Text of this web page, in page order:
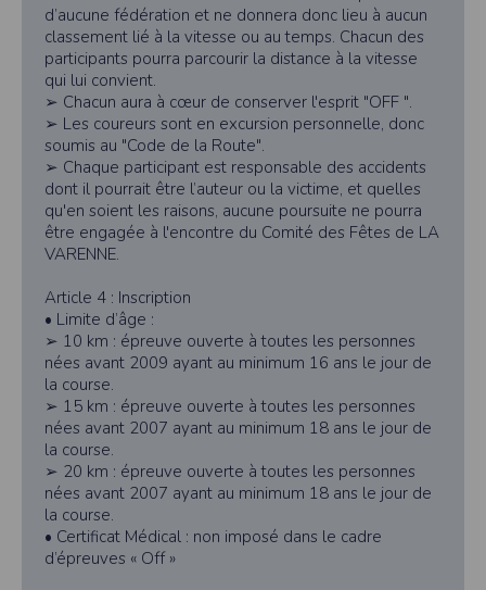
d’aucune fédération et ne donnera donc lieu à aucun
classement lié à la vitesse ou au temps. Chacun des
participants pourra parcourir la distance à la vitesse
qui lui convient.
➢ Chacun aura à cœur de conserver l'esprit "OFF ".
➢ Les coureurs sont en excursion personnelle, donc
soumis au "Code de la Route".
➢ Chaque participant est responsable des accidents
dont il pourrait être l’auteur ou la victime, et quelles
qu'en soient les raisons, aucune poursuite ne pourra
être engagée à l'encontre du Comité des Fêtes de LA
VARENNE.
Article 4 : Inscription
• Limite d’âge :
➢ 10 km : épreuve ouverte à toutes les personnes
nées avant 2009 ayant au minimum 16 ans le jour de
la course.
➢ 15 km : épreuve ouverte à toutes les personnes
nées avant 2007 ayant au minimum 18 ans le jour de
la course.
➢ 20 km : épreuve ouverte à toutes les personnes
nées avant 2007 ayant au minimum 18 ans le jour de
la course.
• Certificat Médical : non imposé dans le cadre
d’épreuves « Off »
à la société peuvent accéder aux données personnelles du Participant, tout
comme l’Organisateur de l’évènement. Pour des raisons de sécurité, après
suppression des données personnelles du Participant, Timepulse conservera
pendant une période de trois (3) ans les données d’inscription dudit Participant.
Timepulse met à disposition des organisateurs des outils permettant de se
conformer au RGPD, mais ne peut être tenu responsable si un organisateur
décide de ne pas les activer dans son événement.
Droit applicable
Tant le présent site que les modalités et conditions de son utilisation sont régis
par le droit français, quel que soit le lieu d’utilisation. En cas de contestation
éventuelle, et après l’échec de toute tentative de recherche d’une solution
amiable, les tribunaux français seront seuls compétents pour connaître de ce
litige.
SAS TIMEPULSE
96 rue du parc - Varades
44370 LoireAuxence
F.F.A :Pour ce qui concerne les épreuves d’athlétisme, les résultats sont
transmis à la Fédération Française d’Athlétisme
CNIL :
Conditions d’utilisation - Mentions légales - Déclaration CNIL n°
Conformément à la loi « informatique et libertés » du 6 janvier 1978 modifiée,
vous disposez d’un droit d’accès et de rectification aux informations qui vous
concernent.
Vous pouvez accèder aux informations vous concernant
.Vous pouvez également, pour des motifs légitimes, vous opposer au traitement